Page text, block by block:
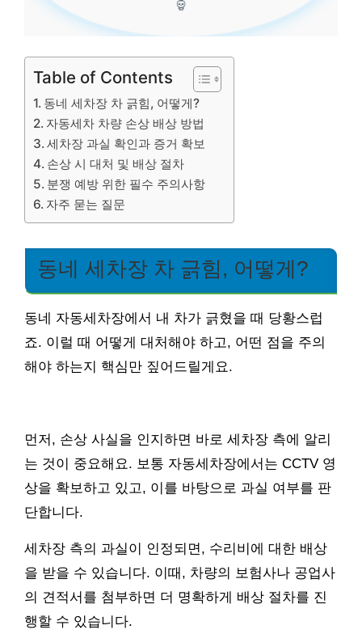
Table of Contents
동네 세차장 차 긁힘, 어떻게?
자동세차 차량 손상 배상 방법
세차장 과실 확인과 증거 확보
손상 시 대처 및 배상 절차
분쟁 예방 위한 필수 주의사항
자주 묻는 질문
동네 세차장 차 긁힘, 어떻게?
동네 자동세차장에서 내 차가 긁혔을 때 당황스럽
죠. 이럴 때 어떻게 대처해야 하고, 어떤 점을 주의
해야 하는지 핵심만 짚어드릴게요.
먼저, 손상 사실을 인지하면 바로 세차장 측에 알리
는 것이 중요해요. 보통 자동세차장에서는 CCTV 영
상을 확보하고 있고, 이를 바탕으로 과실 여부를 판
단합니다.
세차장 측의 과실이 인정되면, 수리비에 대한 배상
을 받을 수 있습니다. 이때, 차량의 보험사나 공업사
의 견적서를 첨부하면 더 명확하게 배상 절차를 진
행할 수 있습니다.